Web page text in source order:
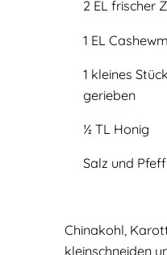
2 EL frischer
1 EL
1 kleines
gerieben
½ TL Honig
Salz und
Chinakohl,
kleinschneiden